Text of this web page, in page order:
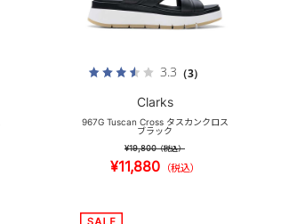
3.3 （3）
Clarks
967G Tuscan Cross タスカンクロス
ブラック
¥19,800（税込）
¥11,880 （税込）